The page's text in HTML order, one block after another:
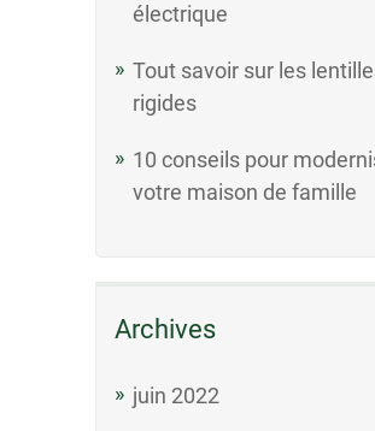
électrique
Tout savoir sur les
rigides
10 conseils pour
votre maison de famille
Archives
juin 2022